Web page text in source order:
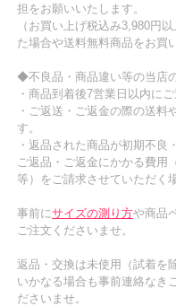
担をお願いいたします。
（お買い上げ税込み3,980円
た場合や送料無料商品をお買
◆不良品・商品違い等の当店
・商品到着後7営業日以内にご
・ご返送・ご返金の際の送料
す。
・返品された商品が初期不良
ご返品・ご返金にかかる費用
等）をご請求させていただく
事前にサイズの測り方や商品
ご注文くださいませ。
返品・交換は未使用（試着を
いかなる場合も事前連絡なき
ださいませ。